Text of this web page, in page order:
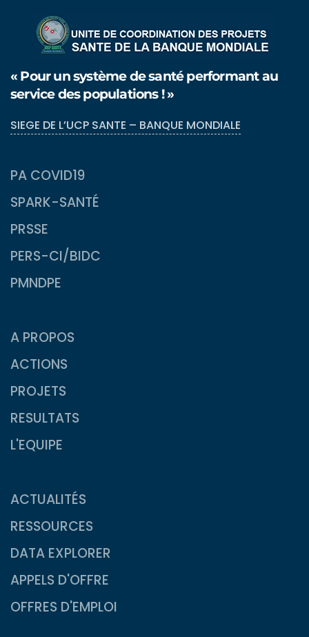
« Pour un système de santé performant au
service des populations ! »
SIEGE DE L’UCP SANTE – BANQUE MONDIALE
PA COVID19
SPARK-SANTÉ
PRSSE
PERS-CI/BIDC
PMNDPE
A PROPOS
ACTIONS
PROJETS
RESULTATS
L'EQUIPE
ACTUALITÉS
RESSOURCES
DATA EXPLORER
APPELS D'OFFRE
OFFRES D'EMPLOI